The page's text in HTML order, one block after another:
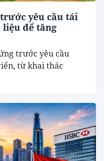
yêu cầu tái
liệu để tăng
trước yêu cầu
từ khai thác